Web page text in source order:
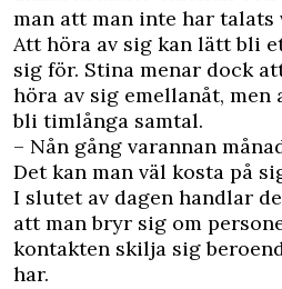
man att man inte har talats
Att höra av sig kan lätt bli
sig för. Stina menar dock
höra av sig emellanåt,
bli timlånga samtal.
– Nån gång varannan
Det kan man väl kosta på
I slutet av dagen handlar
att man bryr sig om
kontakten skilja sig
har.